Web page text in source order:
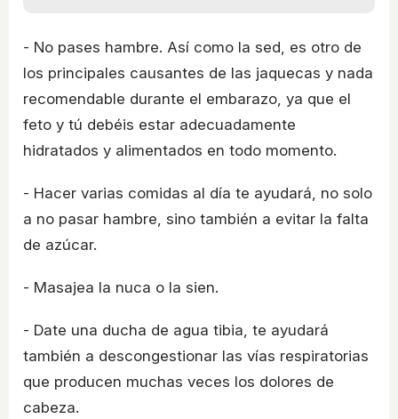
- No pases hambre. Así como la sed, es otro de
los principales causantes de las jaquecas y nada
recomendable durante el embarazo, ya que el
feto y tú debéis estar adecuadamente
hidratados y alimentados en todo momento.
- Hacer varias comidas al día te ayudará, no solo
a no pasar hambre, sino también a evitar la falta
de azúcar.
- Masajea la nuca o la sien.
- Date una ducha de agua tibia, te ayudará
también a descongestionar las vías respiratorias
que producen muchas veces los dolores de
cabeza.